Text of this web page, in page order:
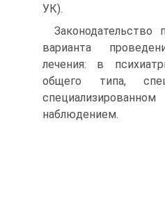
УК).
Законодательство
варианта
лечения: в
общего типа,
наблюдением.